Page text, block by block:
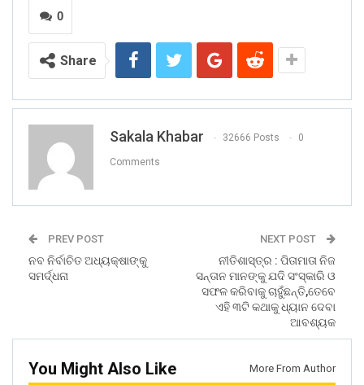
0
Share
Sakala Khabar 32666 Posts 0
Comments
PREV POST
ନବ ନିର୍ବାଚିତ ଅଧ୍ୟକ୍ଷାଙ୍କୁ
ସମର୍ଦ୍ଧନା
NEXT POST
ନୀତିଶାସ୍ତ୍ର : ପିତାମାତା ନିଜ
ସନ୍ତାନ ମାନଙ୍କୁ ଯଦି ସଂସ୍କାରି ଓ
ସଫଳ କରିବାକୁ ଚାହୁଁଛନ୍ତି,ତେବେ
ଏହି ୩ଟି କଥାକୁ ଧ୍ୟାନ ଦେବା
ଆବଶ୍ୟକ
You Might Also Like More From Author